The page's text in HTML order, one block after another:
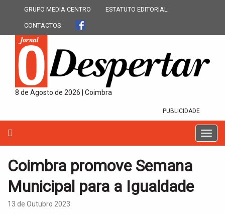
GRUPO MEDIA CENTRO ESTATUTO EDITORIAL
CONTACTOS
8 de Agosto de 2026 | Coimbra
PUBLICIDADE
T
o
Coimbra promove Semana
Municipal para a Igualdade
13 de Outubro 2023